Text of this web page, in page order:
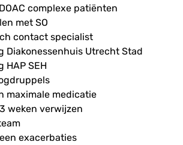
complexe patiënten
met SO
contact specialist
Diakonessenhuis Utrecht Stad
HAP SEH
maximale medicatie
weken verwijzen
exacerbaties